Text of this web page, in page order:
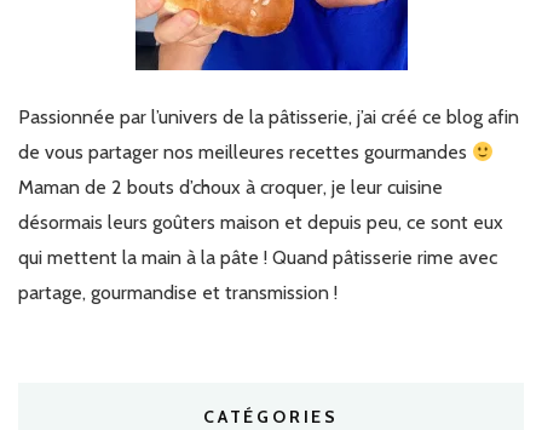
Passionnée par l’univers de la pâtisserie, j’ai créé ce blog afin
de vous partager nos meilleures recettes gourmandes
Maman de 2 bouts d’choux à croquer, je leur cuisine
désormais leurs goûters maison et depuis peu, ce sont eux
qui mettent la main à la pâte ! Quand pâtisserie rime avec
partage, gourmandise et transmission !
CATÉGORIES